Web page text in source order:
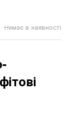
Немає в наявності